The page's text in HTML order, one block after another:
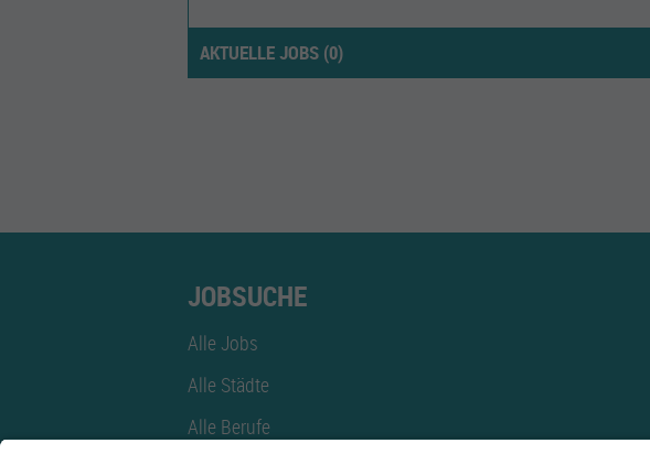
AKTUELLE JOBS (0)
JOBSUCHE
Alle Jobs
Alle Städte
Alle Berufe